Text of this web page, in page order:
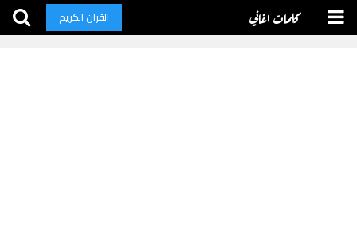
كلمات اغاني القران الكريم